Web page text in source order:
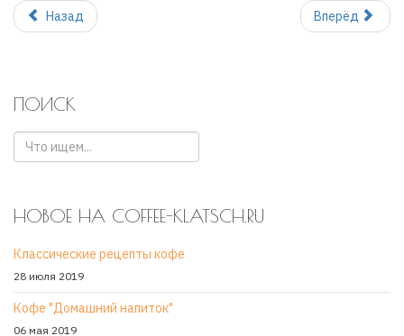
Назад Вперёд
ПОИСК
НОВОЕ НА COFFEE-KLATSCH.RU
Классические рецепты кофе
28 июля 2019
Кофе "Домашний напиток"
06 мая 2019